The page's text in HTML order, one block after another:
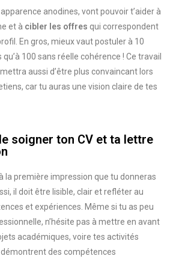
anodines, vont pouvoir t’aider à
et à cibler les offres qui correspondent
En gros, mieux vaut postuler à 10
100 sans réelle cohérence ! Ce travail
aussi d’être plus convaincant lors
car tu auras une vision claire de tes
soigner ton CV et ta lettre
la première impression que tu donneras
il doit être lisible, clair et refléter au
et expériences. Même si tu as peu
n’hésite pas à mettre en avant
académiques, voire tes activités
des compétences